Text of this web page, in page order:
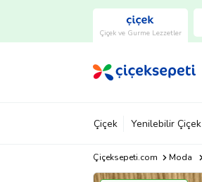
Çiçek ve Gurme Lezzetler
Çiçek Yenilebilir Çiçek
Çiçeksepeti.com Moda